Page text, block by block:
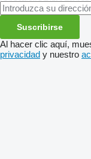
Suscribirse
Al hacer clic aquí,
privacidad y nuestro